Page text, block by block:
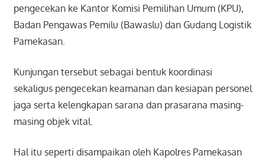
pengecekan ke Kantor Komisi Pemilihan Umum (KPU),
Badan Pengawas Pemilu (Bawaslu) dan Gudang Logistik
Pamekasan.
Kunjungan tersebut sebagai bentuk koordinasi
sekaligus pengecekan keamanan dan kesiapan personel
jaga serta kelengkapan sarana dan prasarana masing-
masing objek vital.
Hal itu seperti disampaikan oleh Kapolres Pamekasan